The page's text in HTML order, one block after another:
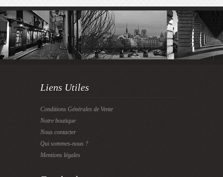
Liens Utiles
Conditions Générales de Vente
Notre boutique
Nous contacter
Qui sommes-nous ?
Mentions légales